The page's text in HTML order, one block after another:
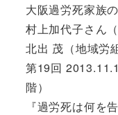
大阪過労死家族
村上加代子さん
北出 茂（地域労
第19回
階）
『過労死は何を